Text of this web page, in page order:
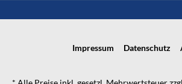
Impressum Datenschutz